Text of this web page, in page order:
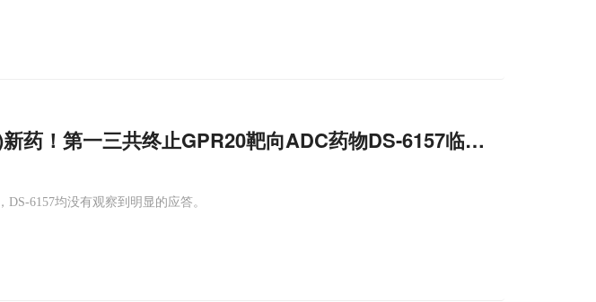
药！第一三共终止GPR20靶向ADC药物DS-6157临床开发项目：
6157均没有观察到明显的应答。